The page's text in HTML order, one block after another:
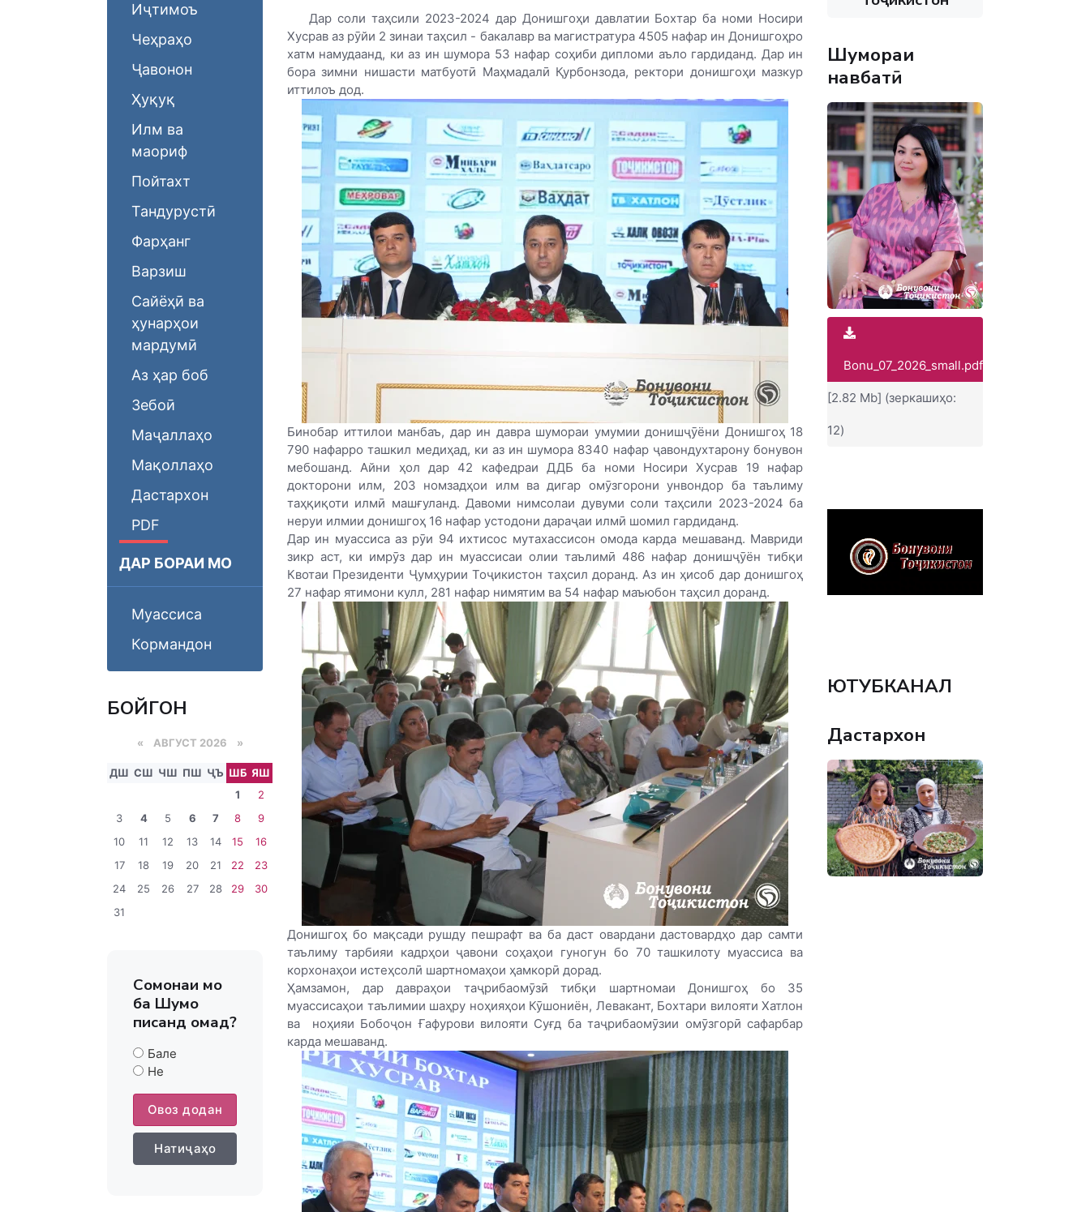
Иҷтимоъ
Чеҳраҳо
Ҷавонон
Ҳуқуқ
Илм ва
маориф
Пойтахт
Тандурустӣ
Фарҳанг
Варзиш
Сайёҳӣ ва
ҳунарҳои
мардумӣ
Аз ҳар боб
Зебоӣ
Маҷаллаҳо
Мақоллаҳо
Дастархон
PDF
ДАР БОРАИ МО
Муассиса
Кормандон
БОЙГОНӢ
« АВГУСТ 2026 »
ДШ СШ ЧШ ПШ ҶЪ ШБ ЯШ
1
2
3
4 5 6 7 8
9
10
11 12 13 14 15
16
17
18 19 20 21 22
23
24
25 26 27 28 29
30
31
Сомонаи мо
ба Шумо
писанд омад?
Бале
Не
Овоз додан
Натиҷаҳо
Дар соли таҳсили 2023-2024 дар Донишгоҳи давлатии Бохтар ба номи Носири
Хусрав аз рӯйи 2 зинаи таҳсил - бакалавр ва магистратура 4505 нафар ин Донишгоҳро
хатм намудаанд, ки аз ин шумора 53 нафар соҳиби дипломи аъло гардиданд. Дар ин
бора зимни нишасти матбуотӣ Маҳмадалӣ Қурбонзода, ректори донишгоҳи мазкур
иттилоъ дод.
Бинобар иттилои манбаъ, дар ин давра шумораи умумии донишҷӯёни Донишгоҳ 18
790 нафарро ташкил медиҳад, ки аз ин шумора 8340 нафар ҷавондухтарону бонувон
мебошанд. Айни ҳол дар 42 кафедраи ДДБ ба номи Носири Хусрав 19 нафар
докторони илм, 203 номзадҳои илм ва дигар омӯзгорони унвондор ба таълиму
таҳқиқоти илмӣ машғуланд. Давоми нимсолаи дувуми соли таҳсили 2023-2024 ба
неруи илмии донишгоҳ 16 нафар устодони дараҷаи илмӣ шомил гардиданд.
Дар ин муассиса аз рӯи 94 ихтисос мутахассисон омода карда мешаванд. Мавриди
зикр аст, ки имрӯз дар ин муассисаи олии таълимӣ 486 нафар донишҷӯён тибқи
Квотаи Президенти Ҷумҳурии Тоҷикистон таҳсил доранд. Аз ин ҳисоб дар донишгоҳ
27 нафар ятимони кулл, 281 нафар нимятим ва 54 нафар маъюбон таҳсил доранд.
Донишгоҳ бо мақсади рушду пешрафт ва ба даст овардани дастовардҳо дар самти
таълиму тарбияи кадрҳои ҷавони соҳаҳои гуногун бо 70 ташкилоту муассиса ва
корхонаҳои истеҳсолӣ шартномаҳои ҳамкорӣ дорад.
Ҳамзамон, дар давраҳои таҷрибаомӯзӣ тибқи шартномаи Донишгоҳ бо 35
муассисаҳои таълимии шаҳру ноҳияҳои Кӯшониён, Левакант, Бохтари вилояти Хатлон
ва
ноҳияи Бобоҷон Ғафурови вилояти Суғд ба таҷрибаомӯзии омӯзгорӣ сафарбар
карда мешаванд.
Шумораи
навбатӣ
Bonu_07_2026_small.pdf
[2.82 Mb] (зеркашиҳо:
12)
ЮТУБКАНАЛ
Дастархон